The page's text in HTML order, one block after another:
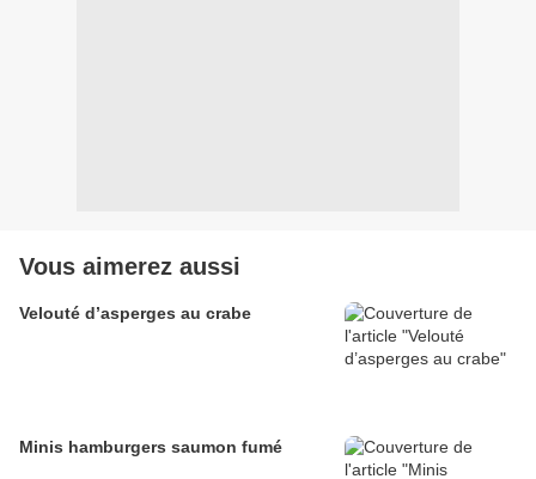
Vous aimerez aussi
Velouté d’asperges au crabe
Minis hamburgers saumon fumé